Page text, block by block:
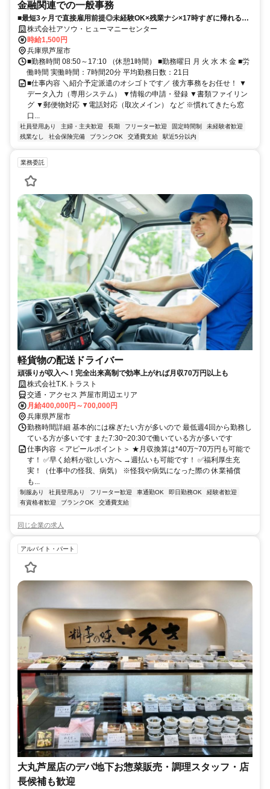
金融関連での一般事務
■最短3ヶ月で直接雇用前提◎未経験OK×残業ナシ×17時すぎに帰れるお
しごと！大手Grで安定就業のチャンス♪■弊社スタッフ活躍中×サポート
体制バツグンで安心◎働きやすい職場で着実にスキルUP目指せる！■芦
屋駅・芦屋川駅チカでラク通勤！周辺施設充実でお昼やお仕事終わりの
自分時間もリフレッシュ♪
株式会社アソウ・ヒューマニーセンター
時給1,500円
兵庫県芦屋市
■勤務時間 08:50～17:10 （休憩1時間） ■勤務曜日 月 火 水 木 金 ■労
働時間 実働時間：7時間20分 平均勤務日数：21日
■仕事内容 ＼紹介予定派遣のオシゴトです／ 後方事務をお任せ！ ▼
データ入力（専用システム） ▼情報の申請・登録 ▼書類ファイリン
グ ▼郵便物対応 ▼電話対応（取次メイン） など ※慣れてきたら窓
口...
社員登用あり 主婦・主夫歓迎 長期 フリーター歓迎 固定時間制
未経験者歓迎
残業なし
社会保険完備 ブランクOK 交通費支給 駅近5分以内
業務委託
軽貨物の配送ドライバー
頑張りが収入へ！完全出来高制で効率上がれば月収70万円以上も
株式会社T.K.トラスト
交通・アクセス 芦屋市周辺エリア
月給400,000円～700,000円
兵庫県芦屋市
勤務時間詳細 基本的には稼ぎたい方が多いので 最低週4回から勤務し
ている方が多いです また7:30~20:30で働いている方が多いです
仕事内容 ＜アピールポイント＞ ★月収換算は*40万~70万円も可能で
す！ ✅早く給料が欲しい方へ →週払いも可能です！ ✅福利厚生充
実！（仕事中の怪我、病気） ※怪我や病気になった際の 休業補償
も...
制服あり 社員登用あり フリーター歓迎 車通勤OK 即日勤務OK
経験者歓迎
有資格者歓迎
ブランクOK 交通費支給
同じ企業の求人
アルバイト・パート
大丸芦屋店のデパ地下お惣菜販売・調理スタッフ・店
長候補も歓迎